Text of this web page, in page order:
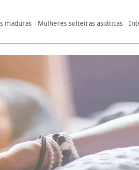
maduras Mulheres solteiras asiáticas